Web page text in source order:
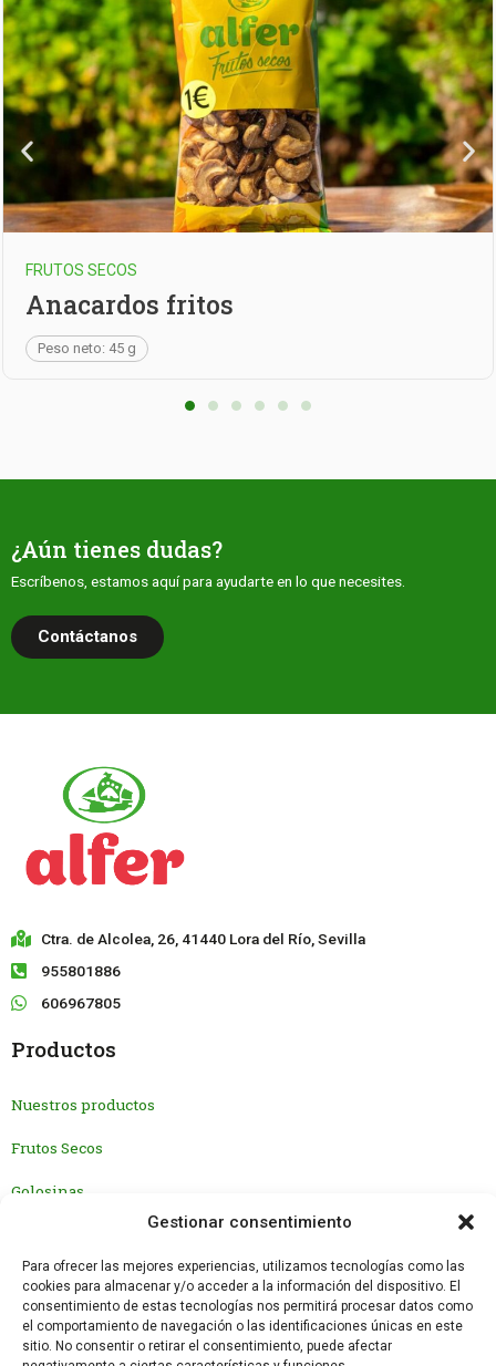
Gestionar consentimiento
Para ofrecer las mejores experiencias, utilizamos tecnologías como las
cookies para almacenar y/o acceder a la información del dispositivo. El
consentimiento de estas tecnologías nos permitirá procesar datos como
el comportamiento de navegación o las identificaciones únicas en este
sitio. No consentir o retirar el consentimiento, puede afectar
SECOS
fritos
neto: 45 g
¿Aún tienes dudas?
Escríbenos, estamos aquí para ayudarte en lo que necesites.
Contáctanos
Ctra. de Alcolea, 26, 41440 Lora del Río, Sevilla
955801886
606967805
Productos
Nuestros productos
Frutos Secos
Golosinas
Nuestra historia
¿Por qué Alfer?